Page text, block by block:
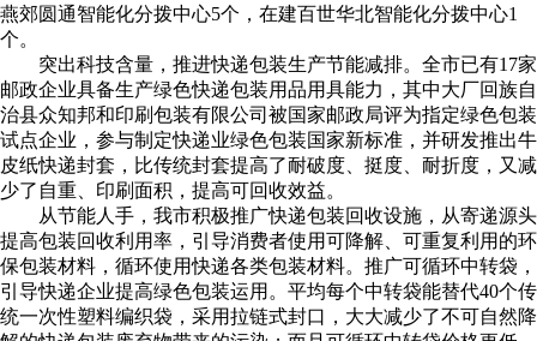
燕郊圆通智能化分拨中心5个，在建百世华北智能化分拨中心1
个。
突出科技含量，推进快递包装生产节能减排。全市已有17家
邮政企业具备生产绿色快递包装用品用具能力，其中大厂回族自
治县众知邦和印刷包装有限公司被国家邮政局评为指定绿色包装
试点企业，参与制定快递业绿色包装国家新标准，并研发推出牛
皮纸快递封套，比传统封套提高了耐破度、挺度、耐折度，又减
少了自重、印刷面积，提高可回收效益。
从节能人手，我市积极推广快递包装回收设施，从寄递源头
提高包装回收利用率，引导消费者使用可降解、可重复利用的环
保包装材料，循环使用快递各类包装材料。推广可循环中转袋，
引导快递企业提高绿色包装运用。平均每个中转袋能替代40个传
统一次性塑料编织袋，采用拉链式封口，大大减少了不可自然降